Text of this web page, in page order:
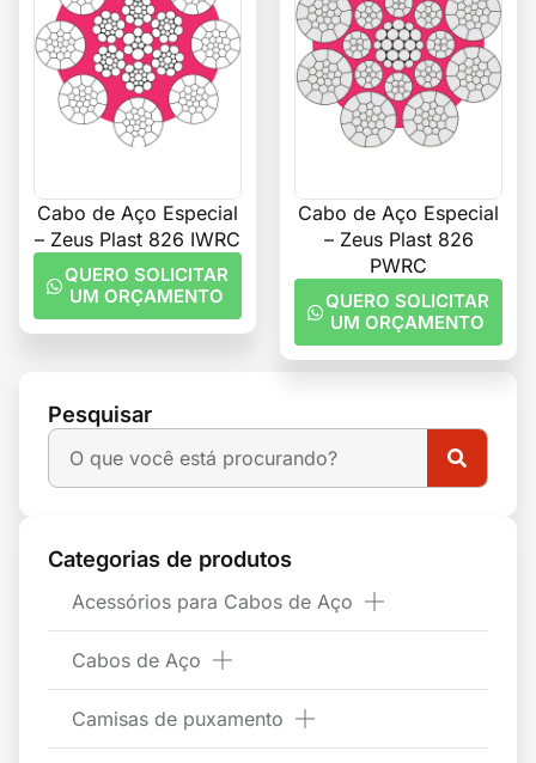
Pesquisar
Categorias de produtos
Acessórios para Cabos de Aço
Cabos de Aço
Camisas de puxamento
Cabo de Aço Especial
– Zeus Plast 826 IWRC
QUERO SOLICITAR
UM ORÇAMENTO
Cabo de Aço Especial
– Zeus Plast 826
PWRC
QUERO SOLICITAR
UM ORÇAMENTO